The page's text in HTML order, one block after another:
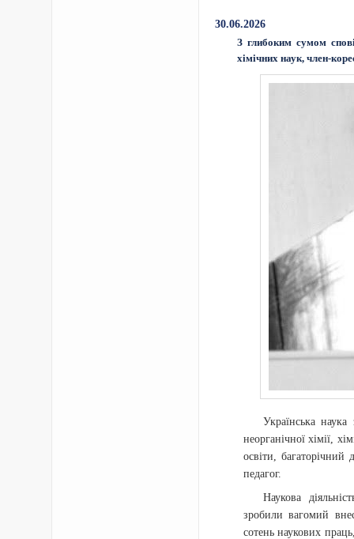
30.06.2026
З глибоким сумом
хімічних наук, член-
Українська
неорганічної хімії,
освіти, багаторічний
педагог.
Наукова
зробили вагомий
сотень наукових